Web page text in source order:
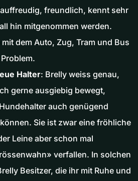
freundlich, kennt sehr
hin mitgenommen werden.
dem Auto, Zug, Tram und Bus
Halter: Brelly weiss genau,
gerne ausgiebig bewegt,
auch genügend
Sie ist zwar eine fröhliche
Leine aber schon mal
verfallen. In solchen
Besitzer, die ihr mit Ruhe und